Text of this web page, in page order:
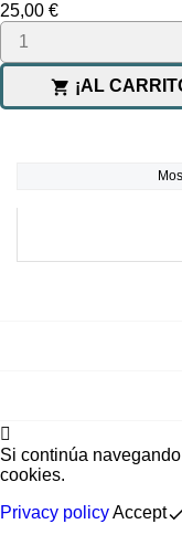
Precio
25,00 €
 ¡AL

Si continúa
cookies.
Privacy policyAccept